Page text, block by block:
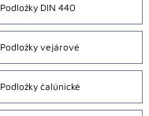
Podložky DIN 440
Podložky vejárové
Podložky čalúnické